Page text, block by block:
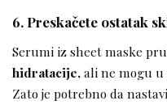
6. Preskačete ostatak
Serumi iz sheet maske
hidratacije,ali ne mogu
Zato je potrebno da